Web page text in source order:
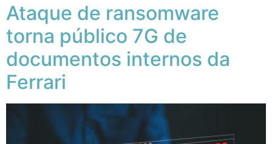
Ataque de ransomware
torna público 7G de
documentos internos da
Ferrari